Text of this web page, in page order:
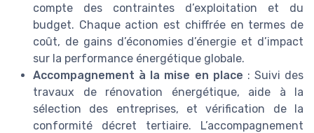
compte des contraintes d’exploitation et du
budget. Chaque action est chiffrée en termes de
coût, de gains d’économies d’énergie et d’impact
sur la performance énergétique globale.
Accompagnement à la mise en place : Suivi des
travaux de rénovation énergétique, aide à la
sélection des entreprises, et vérification de la
conformité décret tertiaire. L’accompagnement